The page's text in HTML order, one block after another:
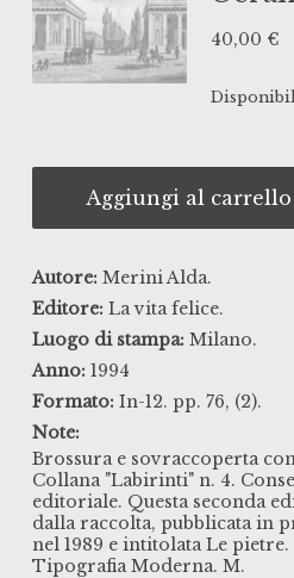
40,00 €
Aggiungi al carrello
Autore: Merini Alda.
Editore: La vita felice.
Luogo di stampa: Milano.
Anno: 1994
Formato: In-12. pp. 76, (2).
Note:
Brossura e sovraccoperta
Collana "Labirinti" n. 4.
editoriale. Questa seconda
dalla raccolta, pubblicata in
nel 1989 e intitolata Le
Tipografia Moderna. M.